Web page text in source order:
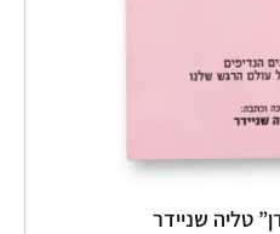
טליה שניידר